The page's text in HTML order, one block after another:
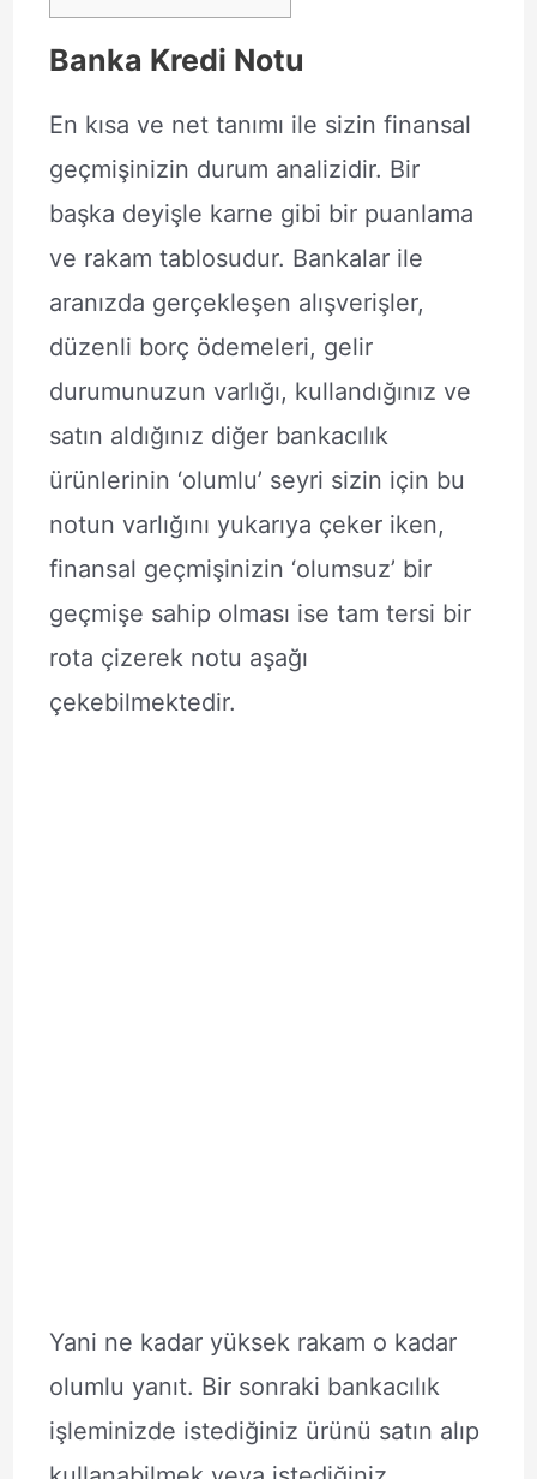
Banka Kredi Notu
En kısa ve net tanımı ile sizin finansal
geçmişinizin durum analizidir. Bir
başka deyişle karne gibi bir puanlama
ve rakam tablosudur. Bankalar ile
aranızda gerçekleşen alışverişler,
düzenli borç ödemeleri, gelir
durumunuzun varlığı, kullandığınız ve
satın aldığınız diğer bankacılık
ürünlerinin ‘olumlu’ seyri sizin için bu
notun varlığını yukarıya çeker iken,
finansal geçmişinizin ‘olumsuz’ bir
geçmişe sahip olması ise tam tersi bir
rota çizerek notu aşağı
çekebilmektedir.
Yani ne kadar yüksek rakam o kadar
olumlu yanıt. Bir sonraki bankacılık
işleminizde istediğiniz ürünü satın alıp